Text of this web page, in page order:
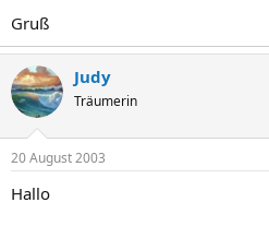
Gruß
Judy
Träumerin
20 August 2003
Hallo